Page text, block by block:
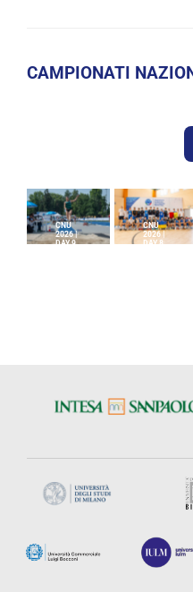
CAMPIONATI
CNU
2026 |
DAY 9
CNU
2026 |
DAY 8